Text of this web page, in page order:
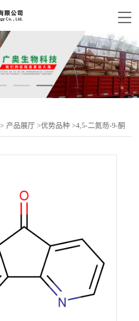
> 产品展厅 >优势品种 >4,5-二氮芴-9-酮